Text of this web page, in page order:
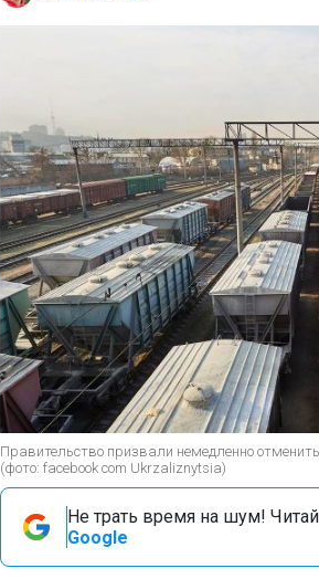
Правительство призвали немедленно
(фото: facebook com Ukrzaliznytsia)
Не трать время на шум! Читай
Google